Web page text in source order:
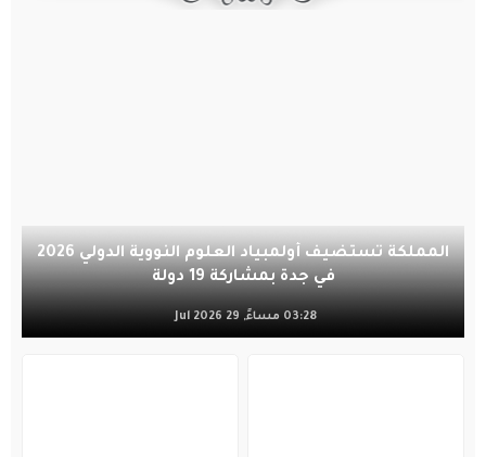
المملكة تستضيف أولمبياد العلوم النووية الدولي 2026
في جدة بمشاركة 19 دولة
03:28 مساءً, 29 Jul 2026